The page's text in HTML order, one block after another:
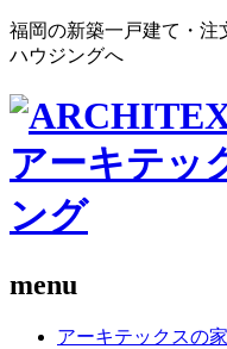
福岡の新築一戸建て・注
ハウジングへ
menu
アーキテックスの